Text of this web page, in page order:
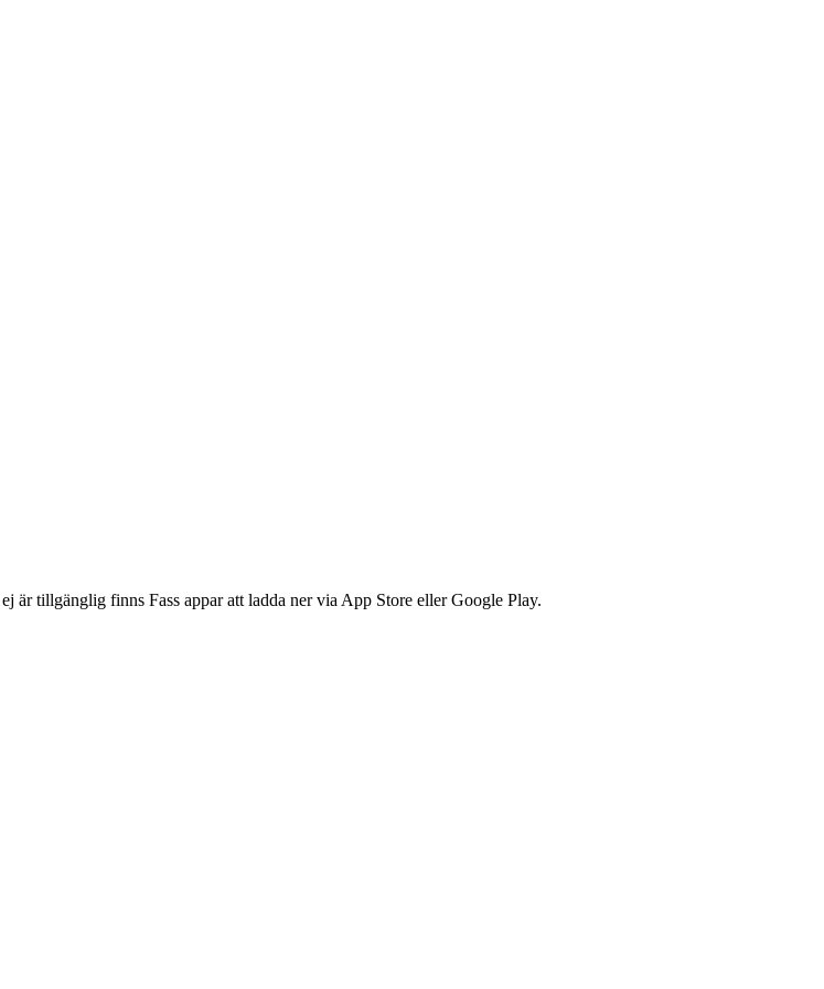
är tillgänglig finns Fass appar att ladda ner via App Store eller Google Play.